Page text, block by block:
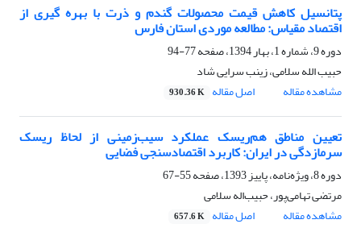
پتانسیل کاهش قیمت محصولات گندم و ذرت با بهره گیری از
اقتصاد مقیاس: مطالعه موردی استان فارس
دوره 9، شماره 1، بهار 1394، صفحه
77-94
حبیب الله سلامی، زینب سرایی شاد
مشاهده مقاله
اصل مقاله 930.36 K
تعیین مناطق هم‌ریسک عملکرد سیب‌زمینی از لحاظ ریسک
سرمازدگی در ایران: کاربرد اقتصادسنجی فضایی
دوره 8، ویژه‌نامه، پاییز 1393، صفحه
55-67
مرتضی تهامی‌پور، حبیب‌اله سلامی
مشاهده مقاله
اصل مقاله 657.6 K